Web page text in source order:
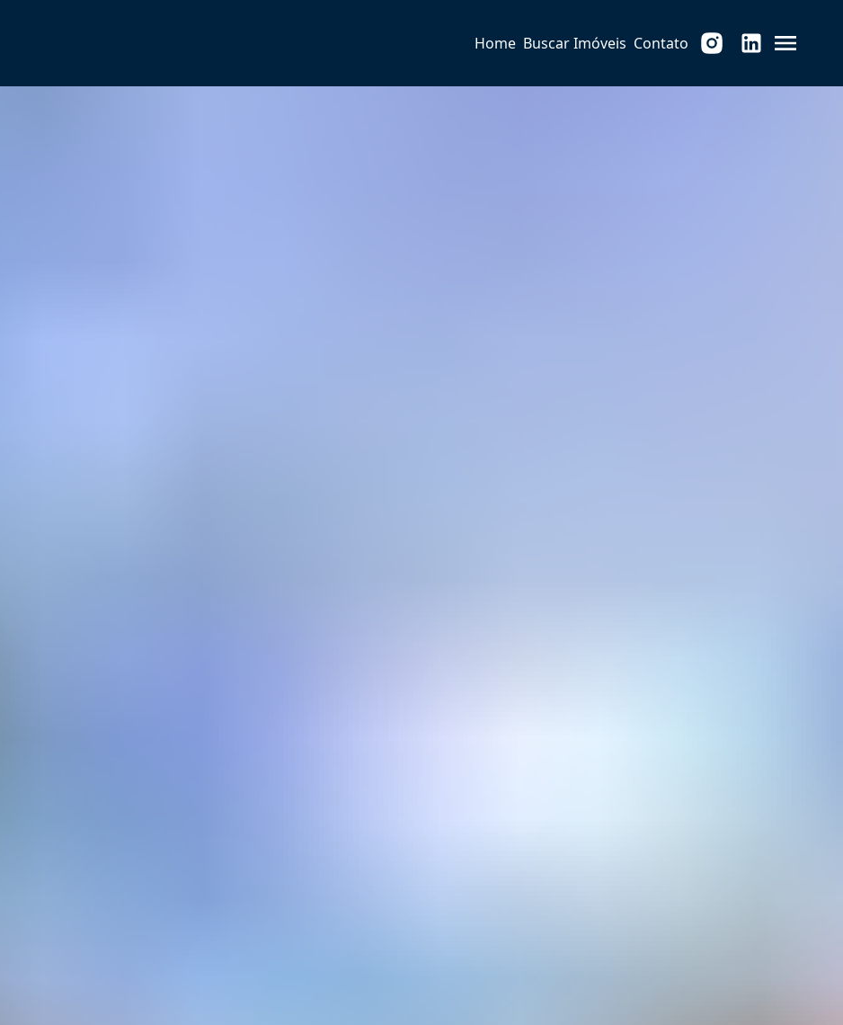
Home Buscar Imóveis Contato